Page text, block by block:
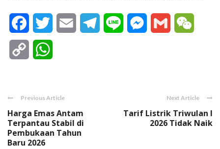
FacebookTwitter Email Telegram
Line Messenger
Gmail
Copy
Previous Article
Harga Emas Antam
Terpantau Stabil di
Pembukaan Tahun
Baru 2026
Next Article
Tarif Listrik Triwulan I
2026 Tidak Naik